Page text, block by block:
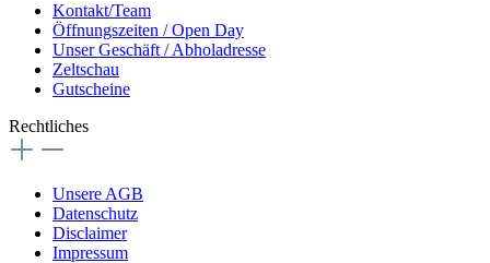
Kontakt/Team
Öffnungszeiten / Open Day
Unser Geschäft / Abholadresse
Zeltschau
Gutscheine
Rechtliches
Unsere AGB
Datenschutz
Disclaimer
Impressum